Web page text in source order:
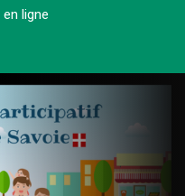
en ligne